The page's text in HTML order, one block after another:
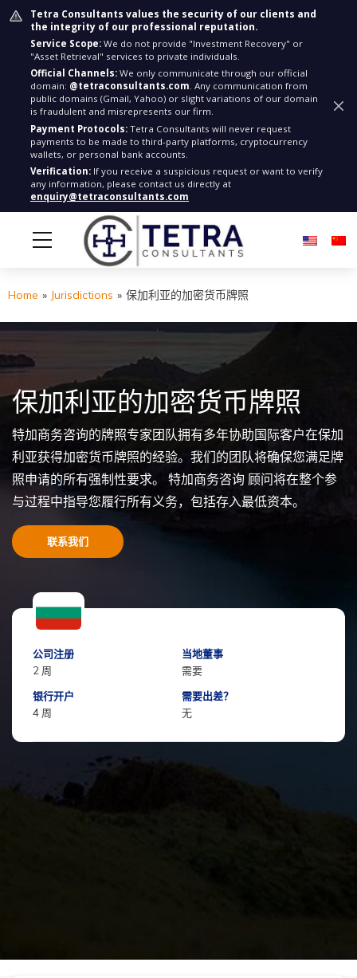
Tetra Consultants values the security of our clients and
the integrity of our professional reputation.
Service Scope: We do not provide "Investment Recovery" or
"Asset Retrieval" services to private individuals.
Official Channels: We only communicate through our official
domain: @tetraconsultants.com. Any communication from
public domains (Gmail, Yahoo) or slight variations of our domain
is fraudulent and misrepresents our firm.
Payment Protocols: Tetra Consultants will never request
payments to be made to third-party platforms, cryptocurrency
wallets, or personal bank accounts.
Verification: If you receive a suspicious request or want to verify
any information, please contact us directly at
enquiry@tetraconsultants.com
Home » Jurisdictions » 保加利亚的加密货币牌照
保加利亚的加密货币牌照
特加商务咨询的牌照专家团队拥有多年协助国际客户在保加
利亚获得加密货币牌照的经验。我们的团队将确保您满足牌
照申请的所有强制性要求。 特加商务咨询 顾问将在整个参
与过程中指导您履行所有义务，包括存入最低资本。
联系我们
公司注册
2 周
当地董事
需要
银行开户
4 周
需要出差？
无